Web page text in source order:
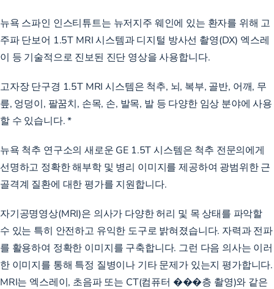
뉴욕 스파인 인스티튜트는 뉴저지주 웨인에 있는 환자를 위해 고
주파 단보어 1.5T MRI 시스템과 디지털 방사선 촬영(DX) 엑스레
이 등 기술적으로 진보된 진단 영상을 사용합니다.
고자장 단구경 1.5T MRI 시스템은 척추, 뇌, 복부, 골반, 어깨, 무
릎, 엉덩이, 팔꿈치, 손목, 손, 발목, 발 등 다양한 임상 분야에 사용
할 수 있습니다. *
뉴욕 척추 연구소의 새로운 GE 1.5T 시스템은 척추 전문의에게
선명하고 정확한 해부학 및 병리 이미지를 제공하여 광범위한 근
골격계 질환에 대한 평가를 지원합니다.
자기공명영상(MRI)은 의사가 다양한 허리 및 목 상태를 파악할
수 있는 특히 안전하고 유익한 도구로 밝혀졌습니다. 자력과 전파
를 활용하여 정확한 이미지를 구축합니다. 그런 다음 의사는 이러
한 이미지를 통해 특정 질병이나 기타 문제가 있는지 평가합니다.
MRI는 엑스레이, 초음파 또는 CT(컴퓨터 ���층 촬영)와 같은